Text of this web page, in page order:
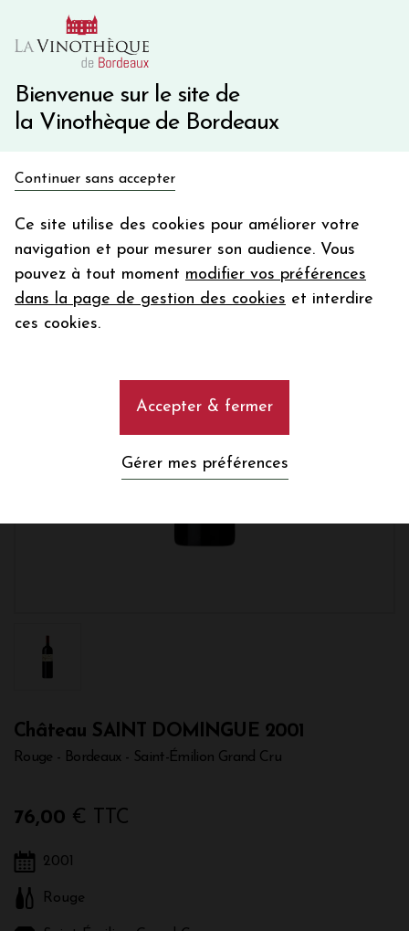
Bienvenue sur le site de
la Vinothèque de Bordeaux
Continuer sans accepter
Ce site utilise des cookies pour améliorer votre
navigation et pour mesurer son audience. Vous
pouvez à tout moment modifier vos préférences
dans la page de gestion des cookies et interdire
ces cookies.
Accepter & fermer
Gérer mes préférences
10€ de remise immédiate sur votre première commande
Une question ?
Château SAINT DOMINGUE 2001
Rouge - Bordeaux - Saint-Émilion Grand Cru
76,00 € TTC
2001
Rouge
en bon d'achat
Votre
email
En m’abonnant, j’accepte de recevoir la newsletter de la